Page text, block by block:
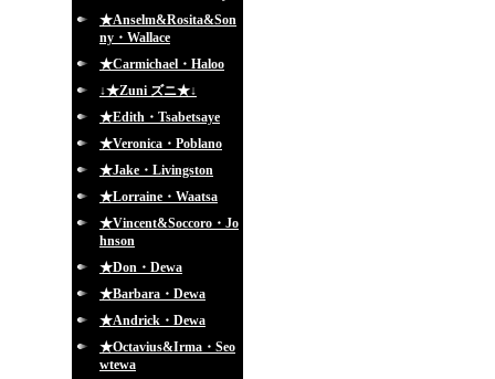
★Anselm&Rosita&Son
ny・Wallace
★Carmichael・Haloo
↓★Zuni ズニ★↓
★Edith・Tsabetsaye
★Veronica・Poblano
★Jake・Livingston
★Lorraine・Waatsa
★Vincent&Soccoro・Jo
hnson
★Don・Dewa
★Barbara・Dewa
★Andrick・Dewa
★Octavius&Irma・Seo
wtewa